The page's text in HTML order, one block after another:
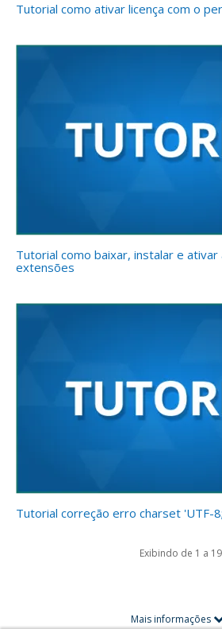
Tutorial como ativar licença com o
Tutorial como baixar, instalar e ativar
extensões
Tutorial correção erro charset 'UTF-
Exibindo de 1 a
Mais informações